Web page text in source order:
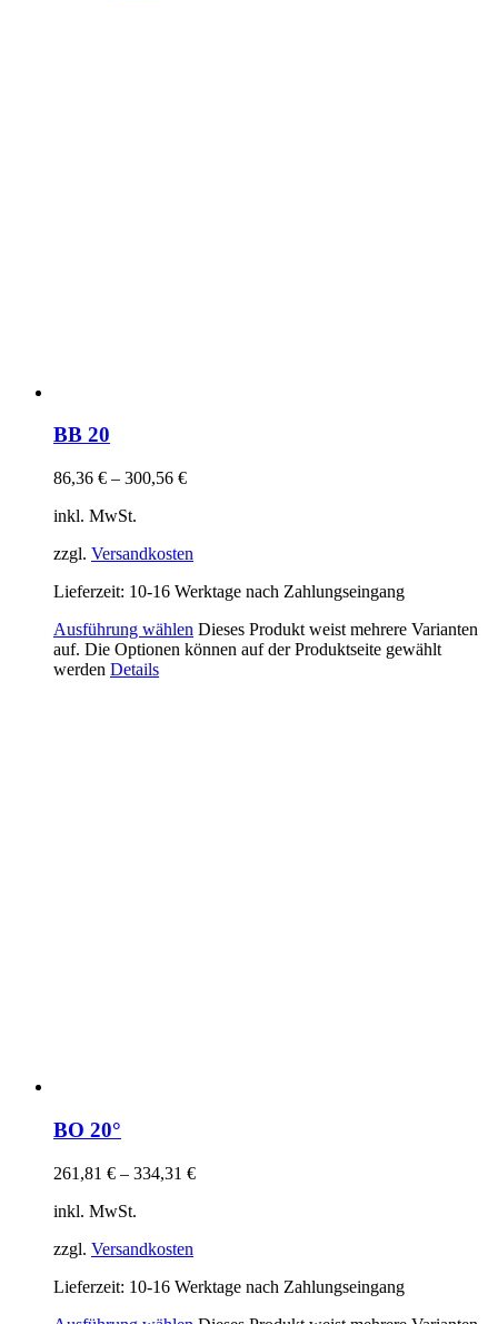
BB 20
86,36 € – 300,56 €
inkl. MwSt.
zzgl. Versandkosten
Lieferzeit: 10-16 Werktage nach Zahlungseingang
Ausführung wählen Dieses Produkt weist mehrere Varianten
auf. Die Optionen können auf der Produktseite gewählt
werden Details
BO 20°
261,81 € – 334,31 €
inkl. MwSt.
zzgl. Versandkosten
Lieferzeit: 10-16 Werktage nach Zahlungseingang